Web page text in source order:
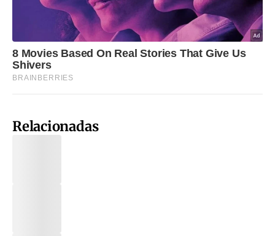
Relacionadas